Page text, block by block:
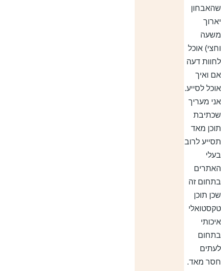
אוכל
דעה
ואיך
לסייע.
מעריך
מאד
לרוב
זה
תוכן
מאד.